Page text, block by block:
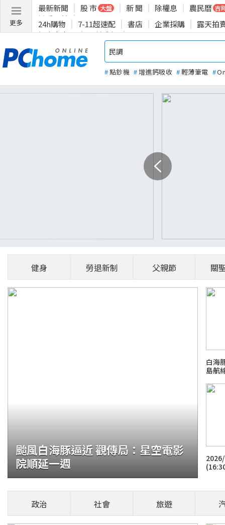
更多
最新新聞 股 市 大盤 新 聞 除權息 農民曆 吉
揪愛公益
24h購物 7-11超速配 書店 企業採購
露天拍
投資人專區
關於我們
#點鈔機 #增進鈣吸收 #輕薄筆電 #
生日住址
會規畫自今(2026)年10月起，在國內虛擬
家平台轉往另一家平台
健身 勞退新制 父親節 關
颱風白海豚逼近 觀傳局：星空電影
院順延一週
白海
島航
政治 社會 旅遊